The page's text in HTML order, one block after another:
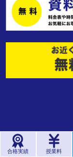
合格実績 授業料